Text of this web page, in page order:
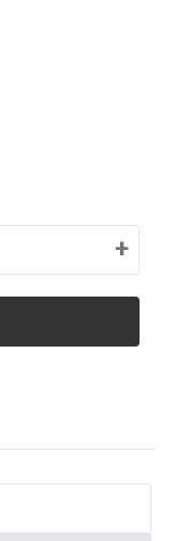
+